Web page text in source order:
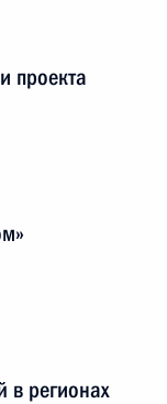
проекта
в регионах